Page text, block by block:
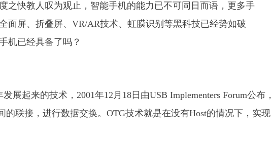
之快教人叹为观止，智能手机的能力已不可同日而语，更多手
面屏、折叠屏、VR/AR技术、虹膜识别等黑科技已经势如破
机已经具备了吗？
展起来的技术，2001年12月18日由USB Implementers Forum公布，
联接，进行数据交换。OTG技术就是在没有Host的情况下，实现